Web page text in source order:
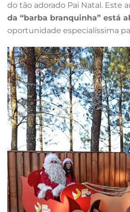
do tão adorado Pai Natal. Este
da “barba branquinha” está
oportunidade especialíssima